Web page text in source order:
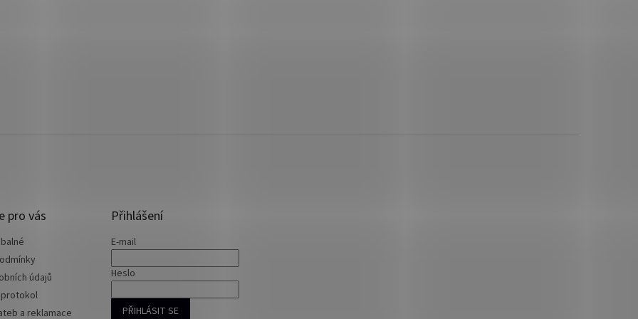
pro vás
údajů
protokol
a reklamace
Přihlášení
E-mail
Heslo
PŘIHLÁSIT SE